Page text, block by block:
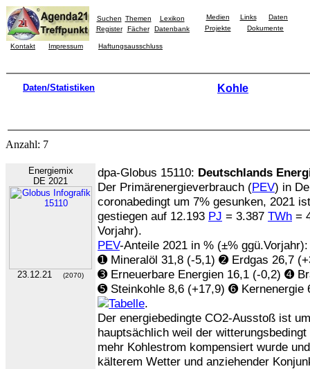
Suchen Themen
Lexikon
Register
Fächer Datenbank
Medien Links
Daten
Projekte
Dokumente
Kontakt Impressum Haftungsausschluss
Daten/Statistiken Kohle
Anzahl: 7
Energiemix
DE 2021
23.12.21 (2070)
dpa-Globus 15110: Deutschlands
Der Primärenergieverbrauch (PEV) in
coronabedingt um 7% gesunken, 2021
gestiegen auf 12.193 PJ = 3.387 TWh =
Vorjahr).
PEV-Anteile 2021 in % (±% ggü.Vorjahr):
➊ Mineralöl 31,8 (-5,1) ➋ Erdgas 26,7
➌ Erneuerbare Energien 16,1 (-0,2) ➍
➎ Steinkohle 8,6 (+17,9) ➏ Kernenergie
.
Der energiebedingte CO2-Ausstoß ist
hauptsächlich weil der
mehr Kohlestrom kompensiert wurde
kälterem Wetter und anziehender